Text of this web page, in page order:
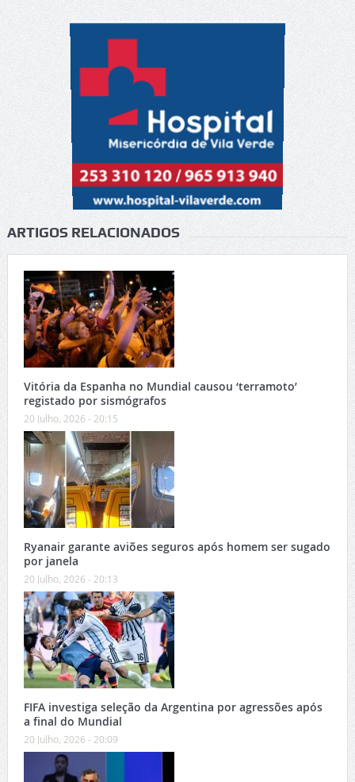
ARTIGOS RELACIONADOS
Vitória da Espanha no Mundial causou ‘terramoto’
registado por sismógrafos
20 Julho, 2026 - 20:15
Ryanair garante aviões seguros após homem ser sugado
por janela
20 Julho, 2026 - 20:13
FIFA investiga seleção da Argentina por agressões após
a final do Mundial
20 Julho, 2026 - 20:09